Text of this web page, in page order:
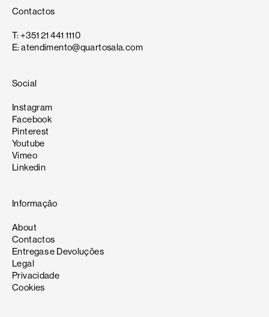
Contactos
T: +351 21 441 1110
E: atendimento@quartosala.com
Social
Instagram
Facebook
Pinterest
Youtube
Vimeo
Linkedin
Informação
About
Contactos
Entregas e Devoluções
Legal
Privacidade
Cookies